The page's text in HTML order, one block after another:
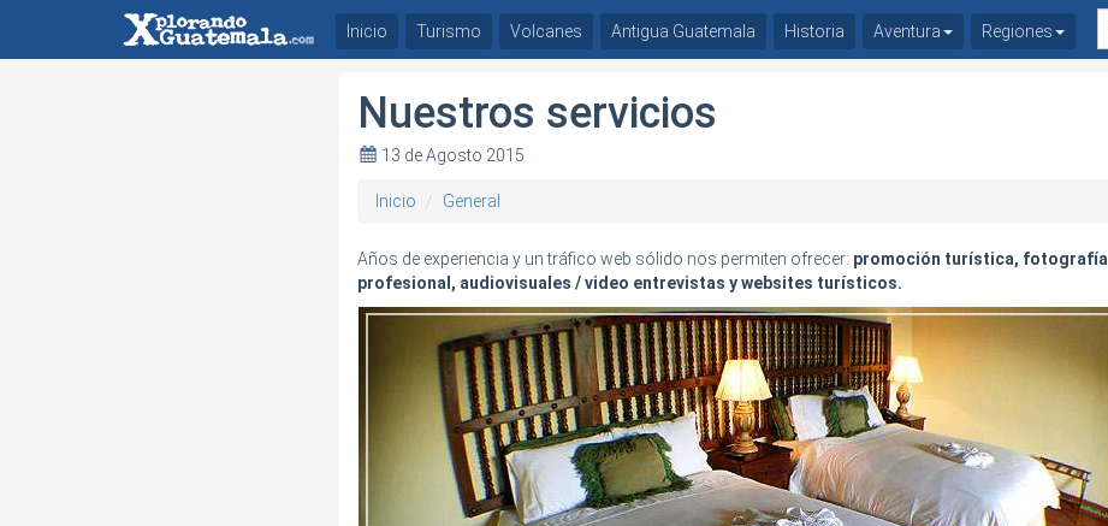
Nuestros servicios
13 de Agosto 2015
Inicio General
Años de experiencia y un tráfico web sólido nos permiten ofrecer: promoción turística, fotografía
profesional, audiovisuales / video entrevistas y websites turísticos.
Inicio Turismo Volcanes Antigua Guatemala Historia Aventura Regiones